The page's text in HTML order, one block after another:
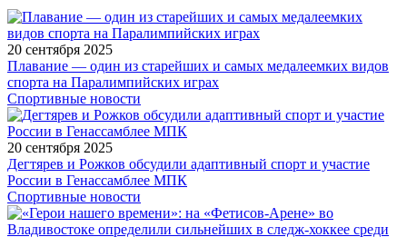
20 сентября 2025
Плавание — один из старейших и самых медалеемких видов
спорта на Паралимпийских играх
Спортивные новости
20 сентября 2025
Дегтярев и Рожков обсудили адаптивный спорт и участие
России в Генассамблее МПК
Спортивные новости